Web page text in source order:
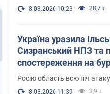
8.08.2026 10:23 28,7 т.
Україна уразила
Сизранський НПЗ та пост
спостереження на
установці "Сиваш":
розкрив деталі. Фото і
Росію область всю ніч
8.08.2026 11:39 3,9 т.